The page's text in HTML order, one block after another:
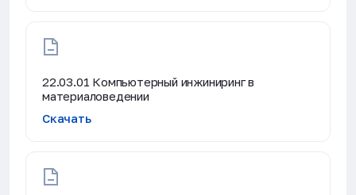
22.03.01 Компьютерный инжиниринг в
материаловедении
Скачать